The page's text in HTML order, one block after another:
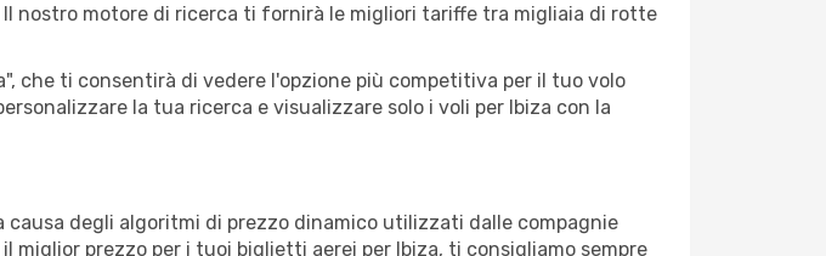
nostro motore di ricerca ti fornirà le migliori tariffe tra migliaia di rotte
che ti consentirà di vedere l'opzione più competitiva per il tuo volo
la tua ricerca e visualizzare solo i voli per Ibiza con la
degli algoritmi di prezzo dinamico utilizzati dalle compagnie
miglior prezzo per i tuoi biglietti aerei per Ibiza, ti consigliamo sempre